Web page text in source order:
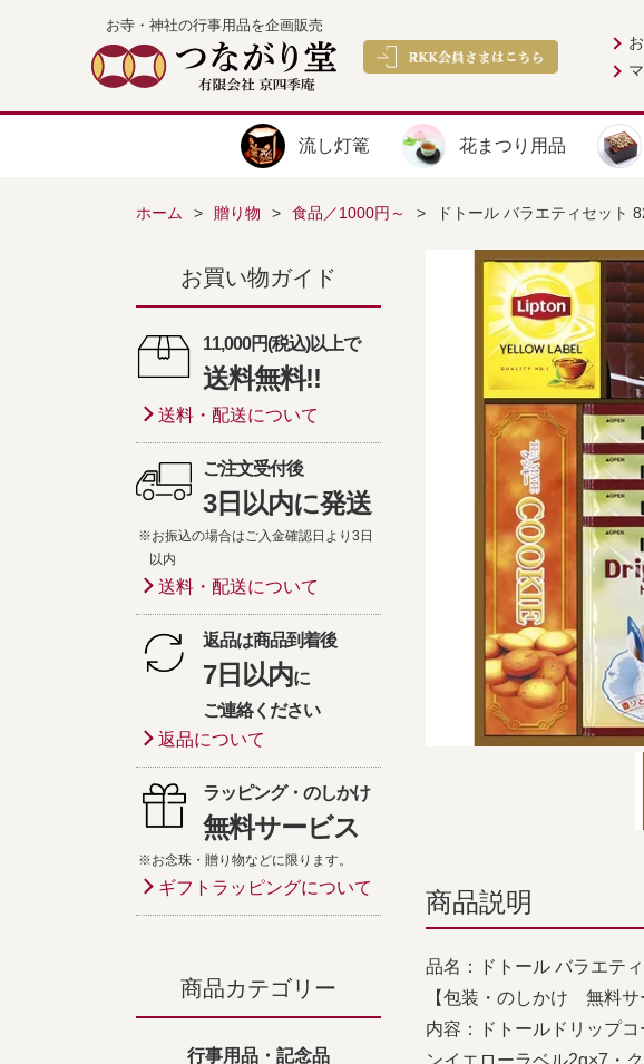
お寺・神社の行事用品を企画販売
流し灯篭 花まつり用品
ホーム 贈り物 食品／1000円～ ドトール バラエティセット
商品説明
品名：ドトール バラエテ
【包装・のしかけ 無料サ
内容：ドトールドリップ
お買い物ガイド
11,000円(税込)以上で
送料無料!!
送料・配送について
ご注文受付後
3日以内に発送
※お振込の場合はご入金確認日より3日
以内
送料・配送について
返品は商品到着後
7日以内に
ご連絡ください
返品について
ラッピング・のしかけ
無料サービス
※お念珠・贈り物などに限ります。
ギフトラッピングについて
商品カテゴリー
行事用品・記念品